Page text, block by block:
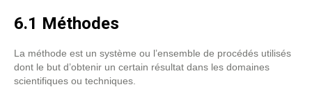
6.1 Méthodes
La méthode est un système ou l’ensemble de procédés utilisés
dont le but d’obtenir un certain résultat dans les domaines
scientifiques ou techniques.